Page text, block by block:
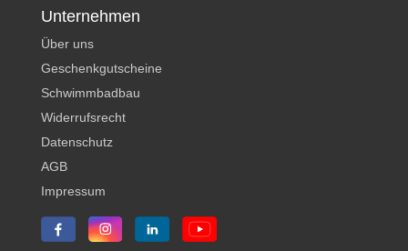
Unternehmen
Über uns
Geschenkgutscheine
Schwimmbadbau
Widerrufsrecht
Datenschutz
AGB
Impressum